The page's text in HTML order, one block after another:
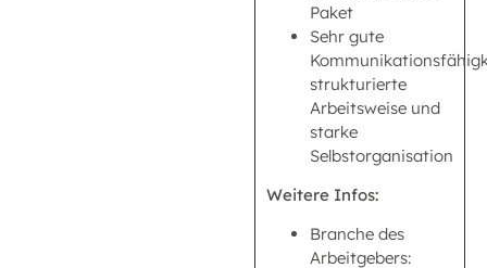
Paket
Sehr gute
strukturierte
Arbeitsweise und
starke
Selbstorganisation
Weitere Infos:
Branche des
Arbeitgebers: